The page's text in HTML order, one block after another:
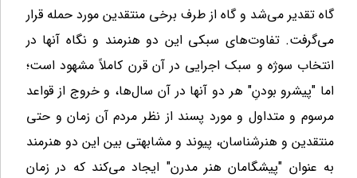
گاه تقدیر می‌شد و گاه از طرف برخی منتقدین مورد حمله قرار
می‌گرفت. تفاوت‌های سبکی این دو هنرمند و نگاه آنها در
انتخاب سوژه و سبک اجرایی در آن قرن کاملاً مشهود است؛
اما "پیشرو بودنِ" هر دو آنها در آن سال‌ها، و خروج از قواعد
مرسوم و متداول و مورد پسند از نظر مردم آن زمان و حتی
منتقدین و هنرشناسان، پیوند و مشابهتی بین این دو هنرمند
به عنوان "پیشگامان هنر مدرن" ایجاد می‌کند که در زمان